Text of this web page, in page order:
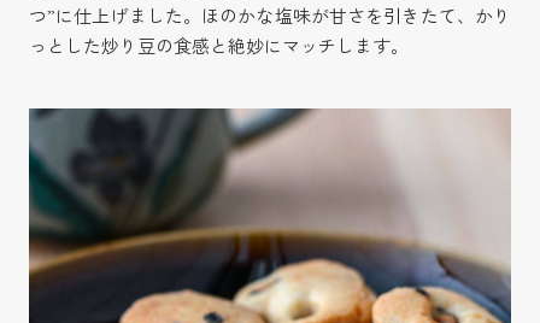
つ”に仕上げました。ほのかな塩味が甘さを引きたて、かり
っとした炒り豆の食感と絶妙にマッチします。